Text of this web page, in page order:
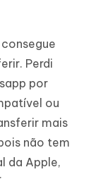
Perdi
por
ou
mais
não tem
da Apple,